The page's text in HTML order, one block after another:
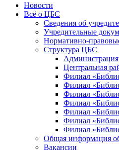
Новости
Всё о ЦБС
Сведения об
Учредительные
Нормативно-
Структура ЦБС
Администрация
Центральная
Филиал
Филиал
Филиал
Филиал
Филиал
Филиал
Филиал
Общая информация
Вакансии